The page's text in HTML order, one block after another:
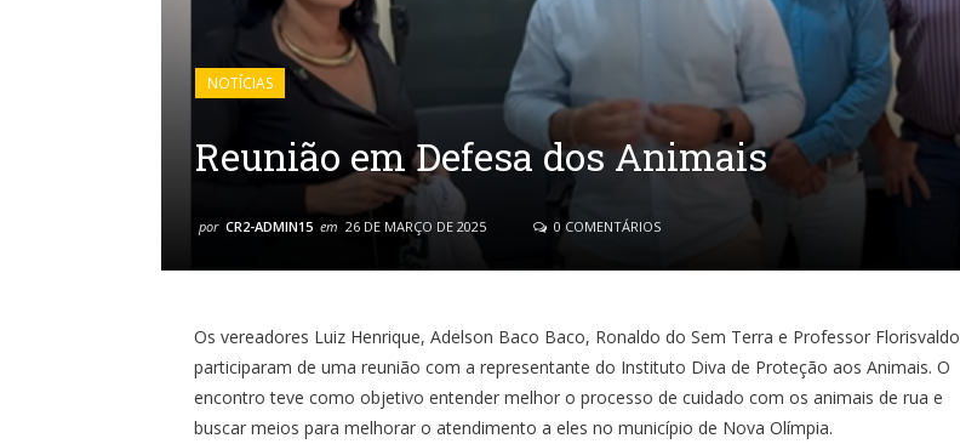
NOTÍCIAS
Reunião em Defesa dos Animais
por CR2-ADMIN15 em 26 DE MARÇO DE 2025 0 COMENTÁRIOS
Os vereadores Luiz Henrique, Adelson Baco Baco, Ronaldo do Sem Terra e Professor Florisvaldo
participaram de uma reunião com a representante do Instituto Diva de Proteção aos Animais. O
encontro teve como objetivo entender melhor o processo de cuidado com os animais de rua e
buscar meios para melhorar o atendimento a eles no município de Nova Olímpia.